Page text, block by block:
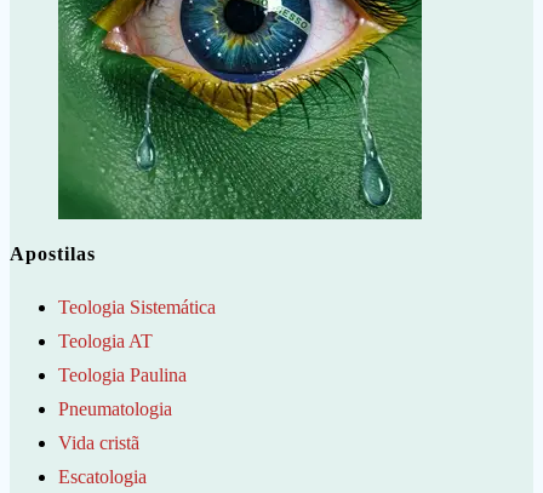
Apostilas
Teologia Sistemática
Teologia AT
Teologia Paulina
Pneumatologia
Vida cristã
Escatologia